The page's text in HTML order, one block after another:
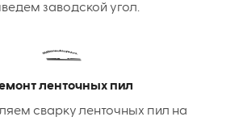
заводской угол.
ленточных пил
сварку ленточных пил на